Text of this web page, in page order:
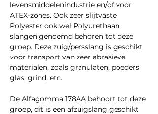
levensmiddelenindustrie en/of voor
ATEX-zones. Ook zeer slijtvaste
Polyester ook wel Polyurethaan
slangen genoemd behoren tot deze
groep. Deze zuig/persslang is geschikt
voor transport van zeer abrasieve
materialen, zoals granulaten, poeders
glas, grind, etc.
De Alfagomma 178AA behoort tot deze
groep, dit is een afzuigslang geschikt